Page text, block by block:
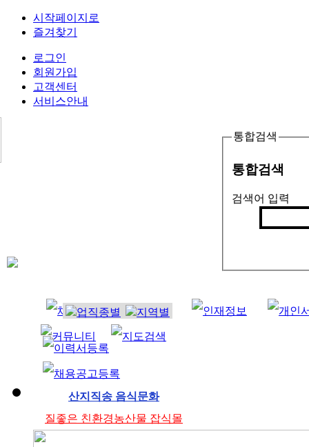
시작페이지로
즐겨찾기
로그인
회원가입
고객센터
서비스안내
통합검색
통합검색
검색어 입력
산지직송 음식문화
질좋은 친환경농산물 잡식몰